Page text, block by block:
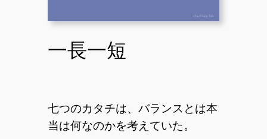
一長一短
七つのカタチは、バランスとは本
当は何なのかを考えていた。